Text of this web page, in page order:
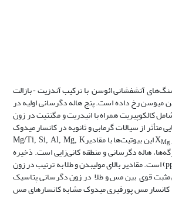
-بازالت
رخ داده است. پنج هاله دگرسانی اولیه در
کالکوپیریت همراه با انیدریت و مگنتیت در زون
از سیالات گرمابی و ثانویه در کانسار میدوک
XMg این بیوتیت‌ها با مقادیرMg/Ti, Si, Al, Mg, K
هاله دگرسانی و منطقه کانی‌زایی است. ذخیره
8/1) است. مقادیر بالای مولیبدن و طلا به ترتیب در زون
قوی بین مس و طلا در زون دگرسانی پتاسیک
کانسار مس پورفیری میدوک مشابه کانسارهای مس